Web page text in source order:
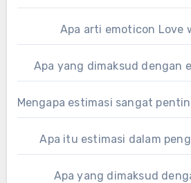
Apa arti emoticon Love
Apa yang dimaksud dengan
Mengapa estimasi sangat
Apa itu estimasi dalam
Apa yang dimaksud